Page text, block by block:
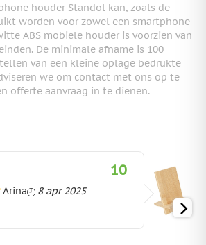
houder Standol kan, zoals de
worden voor zowel een smartphone
ABS mobiele houder is voorzien van
De minimale afname is 100
van een kleine oplage bedrukte
we om contact met ons op te
offerte aanvraag in te dienen.
Arina
8 april 2025
8 apr 2025
10